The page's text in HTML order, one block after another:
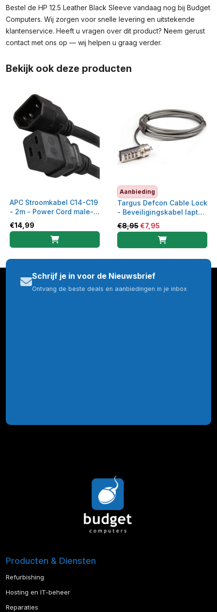
Bestel de HP 12.5 Leather Black Sleeve vandaag nog bij Budget
Computers. Wij zorgen voor snelle levering en uitstekende
klantenservice. Heeft u vragen over dit product? Neem gerust
contact met ons op — wij helpen u graag verder.
Bekijk ook deze producten
APC Stroomkabel C14-C19
- 2m - Power Cord male-
female - AP9878
€14,99
Aanbieding
Targus Defcon Cable Lock
- Beveiligingskabel laptop
- PA410E
€8,95€7,95
Schrijf je in voor de Nieuwsbrief
Ontvang de beste deals en aanbiedingen in je inbox
Producten & Diensten
Refurbishing
Hosting en IT-beheer
Reparaties